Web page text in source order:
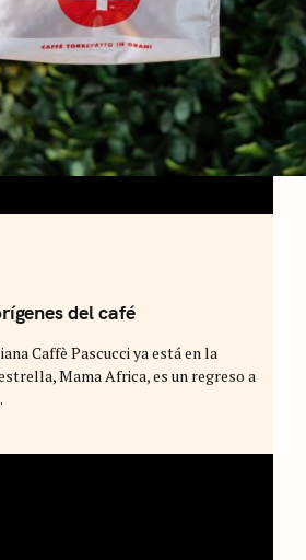
del café
Caffè Pascucci ya está en la
Mama Africa, es un regreso a